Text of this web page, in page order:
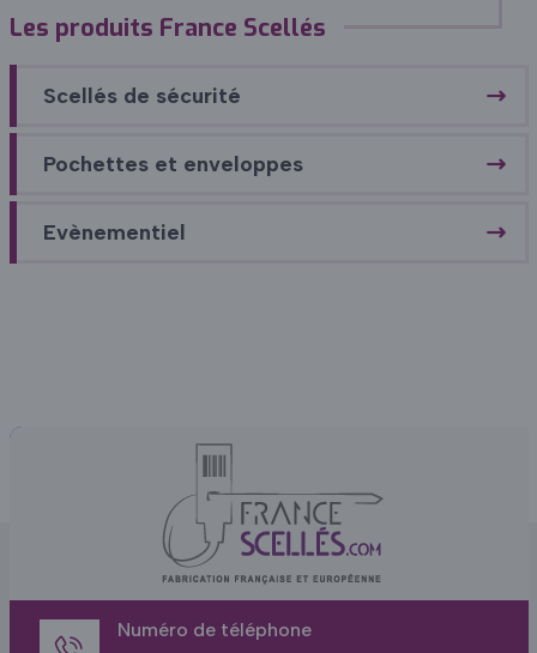
Les produits France Scellés
Scellés de sécurité
Pochettes et enveloppes
Evènementiel
Numéro de téléphone